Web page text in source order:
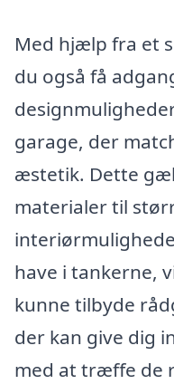
Med hjælp fra et
du også få
garage, der
æstetik. Dette
materialer til
have i tankerne,
kunne tilbyde
der kan give dig
med at træffe de